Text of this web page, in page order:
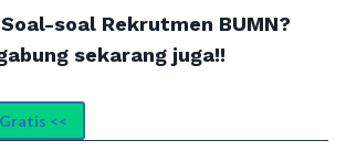
soal Rekrutmen BUMN?
sekarang juga!!
<<